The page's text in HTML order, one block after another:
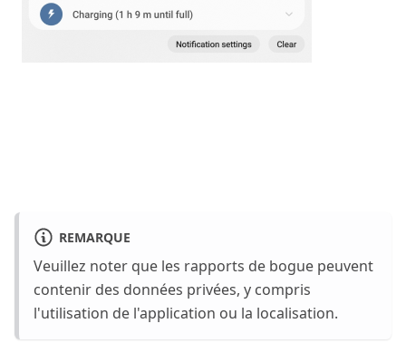
REMARQUE
Veuillez noter que les rapports de bogue peuvent
contenir des données privées, y compris
l'utilisation de l'application ou la localisation.